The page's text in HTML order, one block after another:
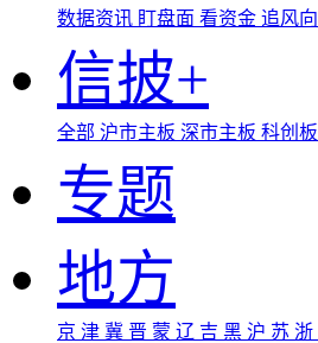
数据资讯 盯盘面 看资金 追风向
信披+
全部 沪市主板 深市主板 科创板
专题
地方
京 津 冀 晋 蒙 辽 吉 黑 沪 苏 浙